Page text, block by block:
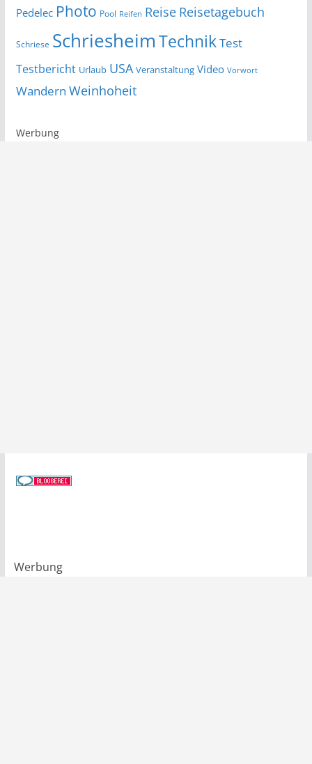
Pedelec Photo Pool Reifen Reise Reisetagebuch
Schriese SchriesheimTechnikTest
Testbericht Urlaub USA Veranstaltung Video Vorwort
Wandern Weinhoheit
Werbung
Werbung